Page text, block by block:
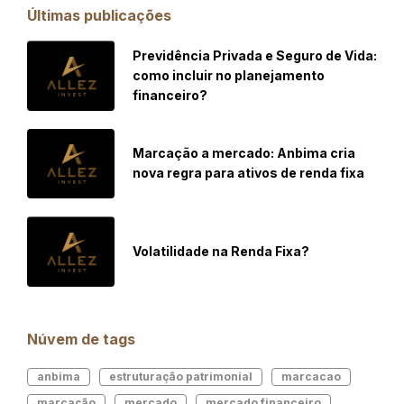
Últimas publicações
Previdência Privada e Seguro de Vida:
como incluir no planejamento
financeiro?
Marcação a mercado: Anbima cria
nova regra para ativos de renda fixa
Volatilidade na Renda Fixa?
Núvem de tags
anbima estruturação patrimonial
marcacao